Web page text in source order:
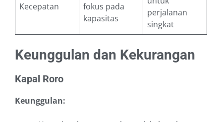
Kecepatan
fokus pada
kapasitas
perjalanan
singkat
Keunggulan dan Kekurangan
Kapal Roro
Keunggulan: